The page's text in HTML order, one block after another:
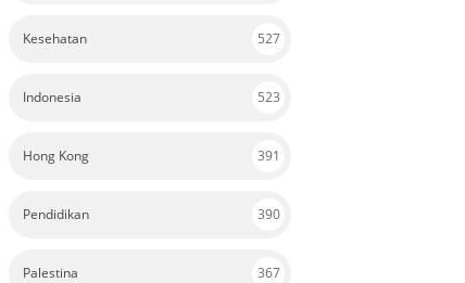
Kesehatan 527
Indonesia 523
Hong Kong 391
Pendidikan 390
Palestina 367